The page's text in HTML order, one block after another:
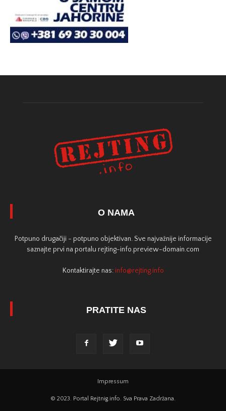
O NAMA
Potpuno drugačiji - potpuno objektivan. Sve najvažnije informacije
saznajte prvi na portalu rejting-info.preview-domain.com
Kontaktirajte nas: info@rejting.info
PRATITE NAS
Impressum
© 2023. Portal Rejtnig.info. Sva Prava Zadržana.